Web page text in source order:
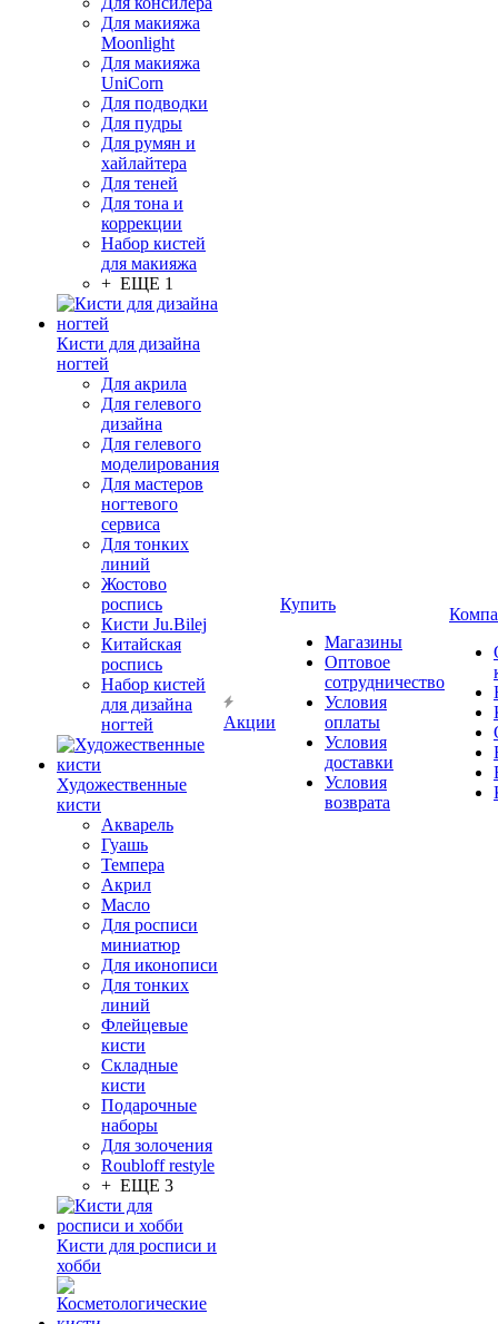
Для макияжа
Moonlight
Для макияжа
UniCorn
Для подводки
Для пудры
Для румян и
хайлайтера
Для теней
Для тона и
коррекции
Набор кистей
для макияжа
+ ЕЩЕ 1
Кисти для дизайна
ногтей
Для акрила
Для гелевого
дизайна
Для гелевого
моделирования
Для мастеров
ногтевого
сервиса
Для тонких
линий
Жостово
роспись
Кисти Ju.Bilej
Китайская
роспись
Набор кистей
для дизайна
ногтей
Художественные
кисти
Акварель
Гуашь
Темпера
Акрил
Масло
Для росписи
миниатюр
Для иконописи
Для тонких
линий
Флейцевые
кисти
Складные
кисти
Подарочные
наборы
Для золочения
Roubloff restyle
+ ЕЩЕ 3
Кисти для росписи и
хобби
Акции
Купить
Магазины
Оптовое
сотрудничество
Условия
оплаты
Условия
доставки
Условия
возврата